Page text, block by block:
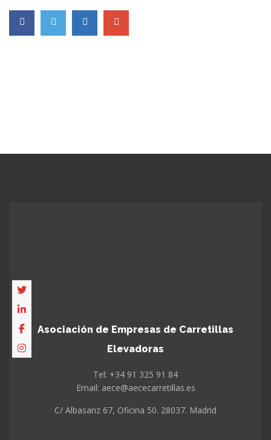
Asociación de Empresas de Carretillas
Elevadoras
Tel: +34 91 325 91 84
Email: aece@aececarretillas.es
C/ Albasanz 67, Oficina 50. 28037. Madrid